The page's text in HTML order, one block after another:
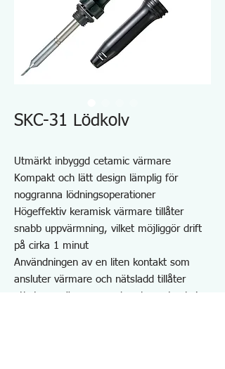
SKC-31 Lödkolv
Utmärkt inbyggd cetamic värmare
Kompakt och lätt design lämplig för
noggranna lödningsoperationer
Högeffektiv keramisk värmare tillåter
snabb uppvärmning, vilket möjliggör drift
på cirka 1 minut
Användningen av en liten kontakt som
ansluter värmare och nätsladd tillåter